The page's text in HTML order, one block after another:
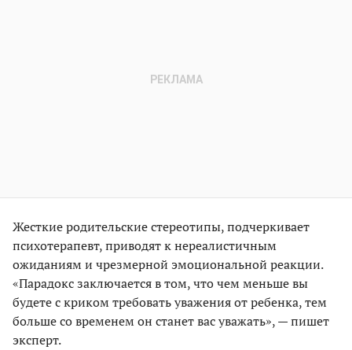
Жесткие родительские стереотипы, подчеркивает
психотерапевт, приводят к нереалистичным
ожиданиям и чрезмерной эмоциональной реакции.
«Парадокс заключается в том, что чем меньше вы
будете с криком требовать уважения от ребенка, тем
больше со временем он станет вас уважать», — пишет
эксперт.